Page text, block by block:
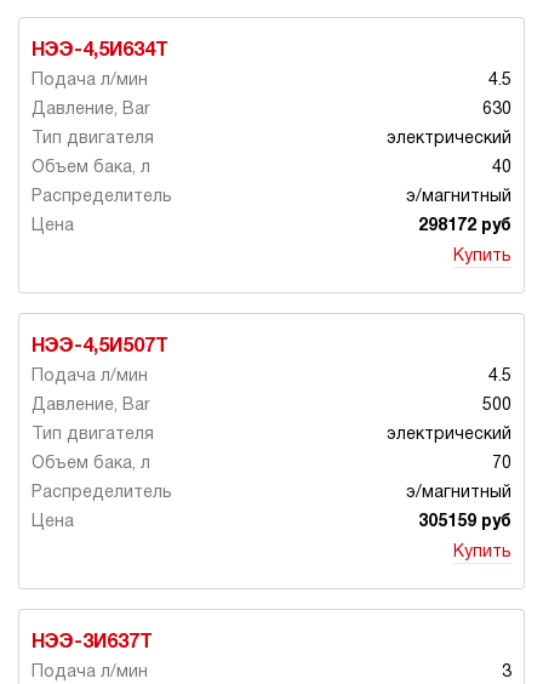
НЭЭ-4,5И634Т
4.5
630
электрический
40
э/магнитный
298172 руб
Купить
НЭЭ-4,5И507Т
4.5
500
электрический
70
э/магнитный
305159 руб
Купить
НЭЭ-3И637Т
3